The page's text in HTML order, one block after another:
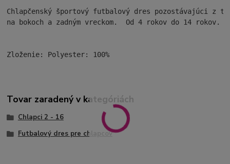
Chlapčenský športový futbalový dres pozostávajúci
na bokoch a zadným vreckom.  Od 4 rokov do 14 rokov.
Zloženie: Polyester: 100%
Tovar zaradený v kategóriách
Chlapci 2 - 16
Futbalový dres pre chlapcov